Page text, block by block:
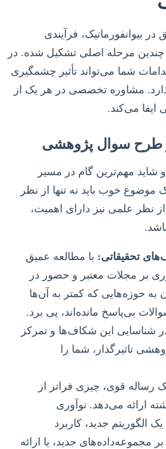
بیوانفورماتیک، فرآیندی
چندین مرحله اصلی تشکیل شده. در
شما می‌تواند تأثیر چشمگیری
مشاوره تخصصی در هر یک از
ایفا می‌کند.
طرح سوال پژوهشی
شاید مهم‌ترین گام در مسیر
خوب باید نه تنها از نظر
نظر علمی نیز دارای اهمیت،
تحقیقاتی: با مطالعه عمیق
بر مجلات معتبر و حضور در
به حوزه‌هایی که کمتر به آن‌ها
بی‌پاسخ مانده‌اند، پی برد.
شناسایی این شکاف‌ها و تمرکز
تاثیرگذار، شما را
رساله قوی، چیزی فراتر از
ارائه می‌دهد. نوآوری
الگوریتم جدید، کاربرد
مجموعه‌داده‌های جدید، یا ارائه